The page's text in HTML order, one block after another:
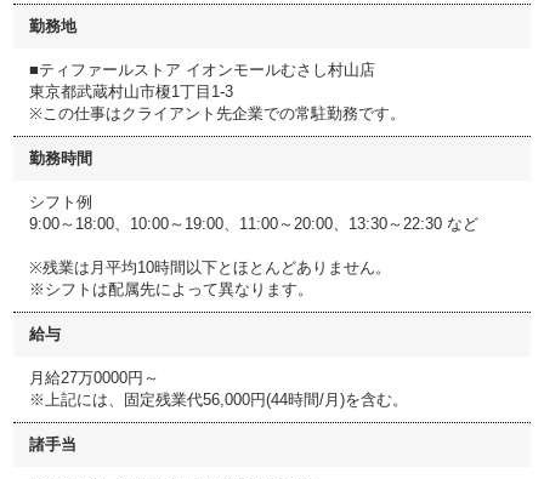
勤務地
■ティファールストア イオンモールむさし村山店
東京都武蔵村山市榎1丁目1-3
※この仕事はクライアント先企業での常駐勤務です。
勤務時間
シフト例
9:00～18:00、10:00～19:00、11:00～20:00、13:30～22:30 など
※残業は月平均10時間以下とほとんどありません。
※シフトは配属先によって異なります。
給与
月給27万0000円～
※上記には、固定残業代56,000円(44時間/月)を含む。
諸手当